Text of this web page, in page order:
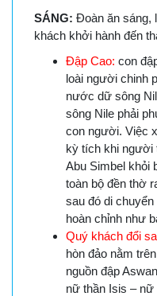
SÁNG: Đoàn ăn sáng,
khách khởi hành đến
Đập Cao: con
loài người chinh
nước dữ sông
sông Nile phải
con người. Việc
kỳ tích khi người
Abu Simbel khỏi
toàn bộ đền thờ
sau đó di
hoàn chỉnh như
Quý khách đổi
hòn đảo nằm
nguồn đập
nữ thần Isis – nữ